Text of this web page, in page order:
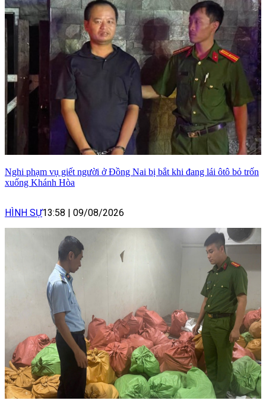
Nghi phạm vụ giết người ở Đồng Nai bị bắt khi đang lái ôtô bỏ trốn
xuống Khánh Hòa
HÌNH SỰ13:58 09/08/2026